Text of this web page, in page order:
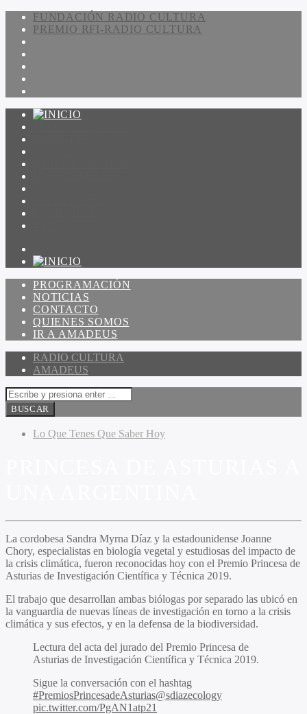
FUNDACIÓN RADIO CULTURA
PREMIO RFI-RADIO CULTURA
PROGRAMACIÓN
NOTICIAS
CONTACTO
QUIENES SOMOS
IR A AMADEUS
RADIO CULTURA
AMADEUS
Lo Que Tenes Que Saber Hoy
La cordobesa Sandra Myrna Díaz y la estadounidense Joanne
Chory, especialistas en biología vegetal y estudiosas del impacto de
la crisis climática, fueron reconocidas hoy con el Premio Princesa de
Asturias de Investigación Científica y Técnica 2019.
El trabajo que desarrollan ambas biólogas por separado las ubicó en
la vanguardia de nuevas líneas de investigación en torno a la crisis
climática y sus efectos, y en la defensa de la biodiversidad.
Lectura del acta del jurado del Premio Princesa de
Asturias de Investigación Científica y Técnica 2019.
Sigue la conversación con el hashtag
#PremiosPrincesadeAsturias@sdiazecology
pic.twitter.com/PgAN1atp21